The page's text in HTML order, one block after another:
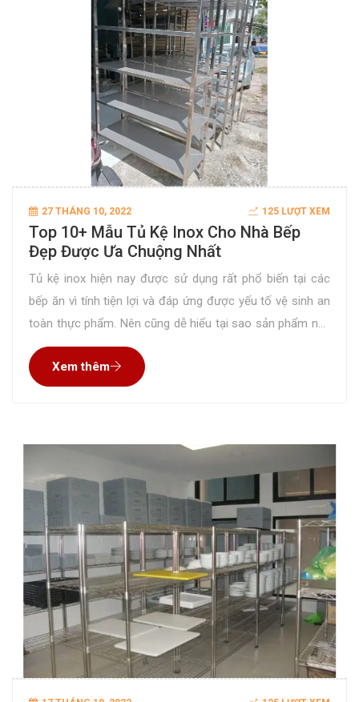
27 THÁNG 10, 2022 125 LƯỢT XEM
Top 10+ Mẫu Tủ Kệ Inox Cho Nhà Bếp
Đẹp Được Ưa Chuộng Nhất
Tủ kệ inox hiện nay được sử dụng rất phổ biến tại các
bếp ăn vì tính tiện lợi và đáp ứng được yếu tố vệ sinh an
toàn thực phẩm. Nên cũng dễ hiểu tại sao sản phẩm này
được người dùng tìm kiếm nhiều. Sau đây Inox Sáu Phát
xin gợi ý Top
Xem thêm